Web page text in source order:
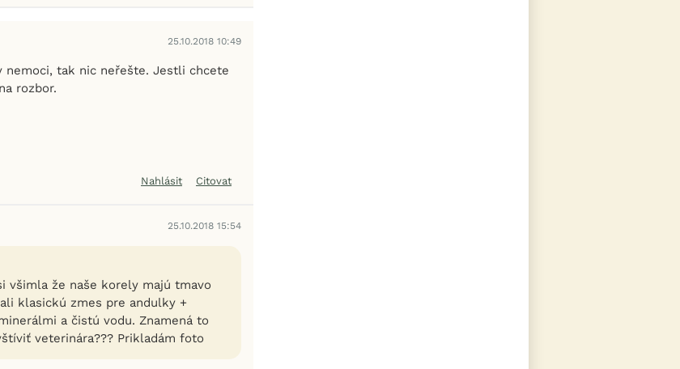
25.10.2018 10:49
nemoci, tak nic neřešte. Jestli chcete
rozbor.
Nahlásit Citovat
25.10.2018 15:54
všimla že naše korely majú tmavo
klasickú zmes pre andulky +
a čistú vodu. Znamená to
veterinára??? Prikladám foto